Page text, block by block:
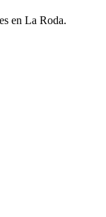
en La Roda.